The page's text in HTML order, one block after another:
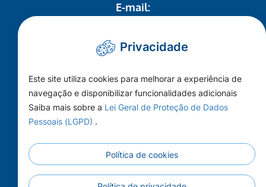
E-mail:
administrativo@camaracolider.mt.gov.br
Mapa do Site
Conheça a Câmara
A Cidade
Principal
Publicações
Contato
Privacidade
Este site utiliza cookies para melhorar a experiência de
navegação e disponibilizar funcionalidades adicionais
Saiba mais sobre a Lei Geral de Proteção de Dados
Pessoais (LGPD) .
Política de cookies